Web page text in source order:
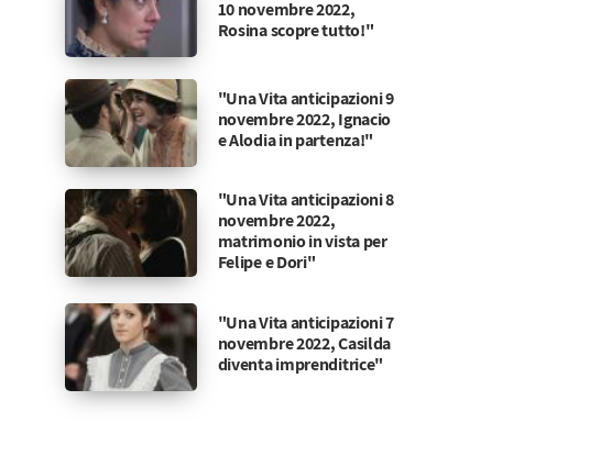
10 novembre 2022,
Rosina scopre tutto!"
"Una Vita anticipazioni 9
novembre 2022, Ignacio
e Alodia in partenza!"
"Una Vita anticipazioni 8
novembre 2022,
matrimonio in vista per
Felipe e Dori"
"Una Vita anticipazioni 7
novembre 2022, Casilda
diventa imprenditrice"